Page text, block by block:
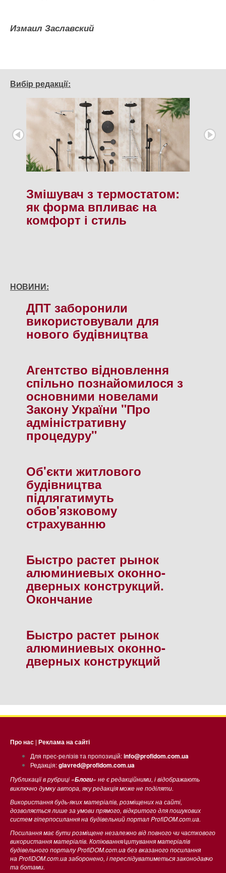
Измаил Заславский
Вибір редакції:
Змішувач з термостатом:
як форма впливає на
комфорт і стиль
НОВИНИ:
ДПТ заборонили
використовували для
нового будiвництва
Агентство вiдновлення
спiльно познайомилося з
основними новелами
Закону України "Про
адмiнiстративну
процедуру"
Об'єкти житлового
будiвництва
пiдлягатимуть
обов'язковому
страхуванню
Быстро растет рынок
алюминиевых оконно-
дверных конструкций.
Окончание
Быстро растет рынок
алюминиевых оконно-
дверных конструкций
Про нас | Реклама на сайті
Для прес-релізів та пропозицій:info@profidom.com.ua
Редакція:glavred@profidom.com.ua
Публикації в рубриці «Блоги» не є редакційними, і відображають
виключно думку автора, яку редакція може не поділяти.
Використання будь-яких матеріалів, розміщених на сайті,
дозволяється лише за умови прямого, відкритого для пошукових
систем гіперпосилання на будівельний портал ProfiDOM.com.ua.
Посилання має бути розміщене незалежно від повного чи часткового
використання матеріалів. Копіювання/цитування матеріалів
будівельного порталу ProfiDOM.com.ua без вказаного посилання
на ProfiDOM.com.ua заборонено, і переслідуватиметься законодавчо
та ботами.